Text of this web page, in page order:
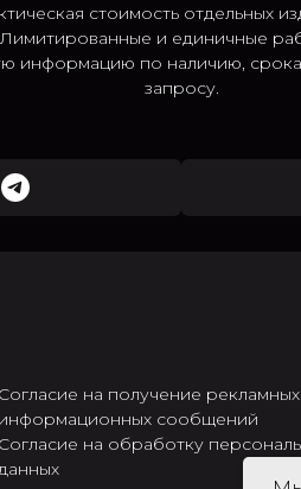
стоимость отдельных
и единичные
информацию по наличию,
запросу.
Согласие на получение
информационных сообщений
Согласие на обработку